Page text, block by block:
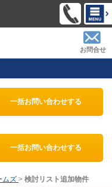
お問合せ
一括お問い合わせする
一括お問い合わせする
ムズ > 検討リスト追加物件